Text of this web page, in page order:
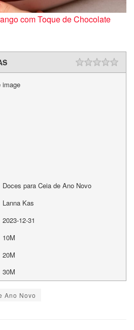
com Toque de Chocolate
Doces para Ceia de Ano Novo
Lanna Kas
2023-12-31
10M
20M
30M
Ano Novo